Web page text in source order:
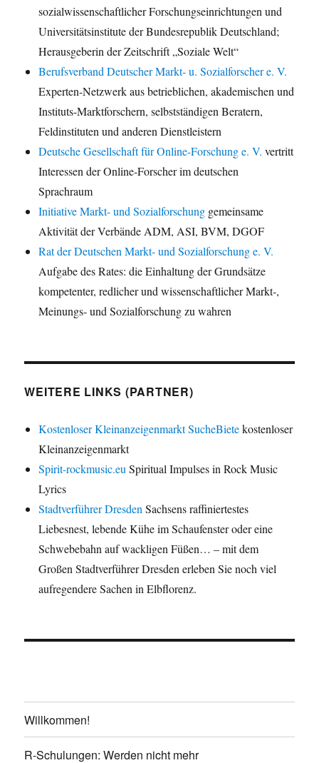
sozialwissenschaftlicher Forschungseinrichtungen und
Universitätsinstitute der Bundesrepublik Deutschland;
Herausgeberin der Zeitschrift „Soziale Welt“
Berufsverband Deutscher Markt- u. Sozialforscher e. V.
Experten-Netzwerk aus betrieblichen, akademischen und
Instituts-Marktforschern, selbstständigen Beratern,
Feldinstituten und anderen Dienstleistern
Deutsche Gesellschaft für Online-Forschung e. V. vertritt
Interessen der Online-Forscher im deutschen
Sprachraum
Initiative Markt- und Sozialforschung gemeinsame
Aktivität der Verbände ADM, ASI, BVM, DGOF
Rat der Deutschen Markt- und Sozialforschung e. V.
Aufgabe des Rates: die Einhaltung der Grundsätze
kompetenter, redlicher und wissenschaftlicher Markt-,
Meinungs- und Sozialforschung zu wahren
WEITERE LINKS (PARTNER)
Kostenloser Kleinanzeigenmarkt SucheBietekostenloser
Kleinanzeigenmarkt
Spirit-rockmusic.eu Spiritual Impulses in Rock Music
Lyrics
Stadtverführer Dresden Sachsens raffiniertestes
Liebesnest, lebende Kühe im Schaufenster oder eine
Schwebebahn auf wackligen Füßen… – mit dem
Großen Stadtverführer Dresden erleben Sie noch viel
aufregendere Sachen in Elbflorenz.
Willkommen!
R-Schulungen: Werden nicht mehr